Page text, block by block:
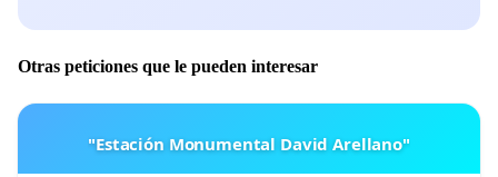
Otras peticiones que le pueden interesar
"Estación Monumental David Arellano"